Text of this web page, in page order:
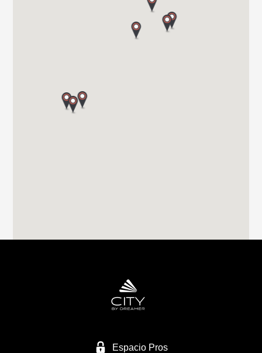
Carretera de Santiago Nacional 540 Km 4.5 27210
CARAVANAS MURCIA SL
Espacio Pros